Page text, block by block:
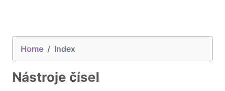
Home Index
Nástroje čísel